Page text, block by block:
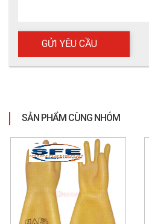
SẢN PHẨM CÙNG NHÓM